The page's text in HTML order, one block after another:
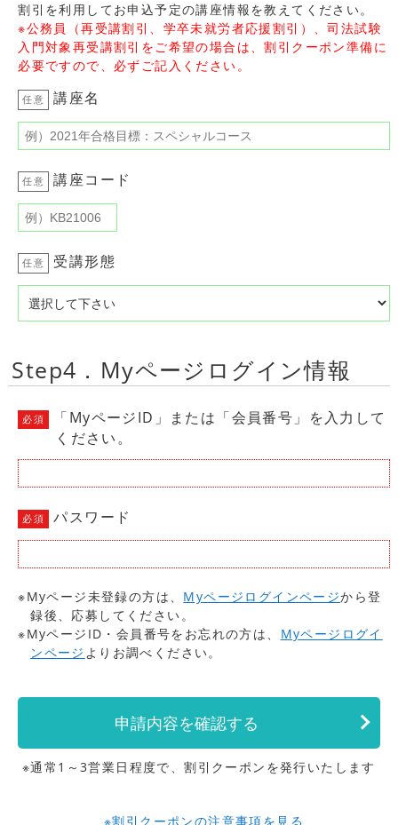
割引を利用してお申込予定の講座情報を教えてください。
※公務員（再受講割引、学卒未就労者応援割引）、司法試験
入門対象再受講割引をご希望の場合は、割引クーポン準備に
必要ですので、必ずご記入ください。
任意 講座名
任意 講座コード
任意 受講形態
Step4．Myページログイン情報
必須
「MyページID」または「会員番号」を入力して
ください。
必須 パスワード
※Myページ未登録の方は、 Myページログインページから登
録後、応募してください。
※MyページID・会員番号をお忘れの方は、 Myページログイ
ンページ よりお調べください。
申請内容を確認する
※通常1～3営業日程度で、割引クーポンを発行いたします
※割引クーポンの注意事項を見る